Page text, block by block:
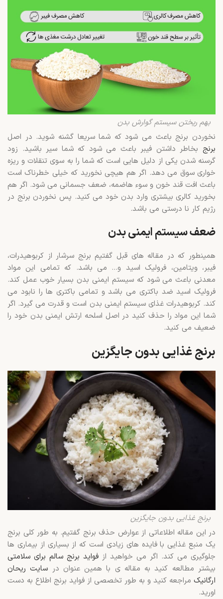
بهم ریختن سیستم گوارش بدن
نخوردن برنج باعث می شود که شما سریعا گشنه شوید. در اصل
برنج بخاطر داشتن فیبر باعث می شود که شما سیر باشید. زود
گرسنه شدن یکی از دلیل هایی است که شما را به سوی تنقلات و ریزه
خواری سوق می دهد. اگر هم هیچی نخورید که خیلی خطرناک است
باعث افت قند خون و سوء هاضمه، ضعف جسمانی می شود. اگر هم
بخورید کالری بیشتری وارد بدن خود می کنید. پس نخوردن برنج در
رژیم کار نا درستی می باشد.
ضعف سیستم ایمنی بدن
همینطور که در مقاله های قبل گفتیم برنج سرشار از کربوهیدرات،
فیبر، ویتامین، فرولیک اسید و… می باشد. که تمامی این مواد
معدنی باعث می شود که سیستم ایمنی بدن بسیار خوب عمل کند.
فرولیک اسید ضد باکتری می باشد و تمامی باکتری ها را نابود می
کند. کربوهیدرات غذای سیستم ایمنی بدن است و قدرت می گیرد. اگر
شما این مواد را حذف کنید در اصل اسلحه ارتش ایمنی بدن خود را
ضعیف می کنید.
برنج غذایی بدون جایگزین
برنج غذایی بدون جایگزین
در این مقاله اطلاعاتی از عوارض حذف برنج گفتیم. به طور کلی برنج
یک منبع غذایی با فایده های زیادی است که از بسیاری از بیماری ها
جلوگیری می کند. اگر می خواهید از فواید برنج سالم برای سلامتی
بیشتر مطالعه کنید به مقاله ی با همین عنوان در سایت ریحان
ارگانیک مراجعه کنید و به طور تخصصی از فواید برنج اطلاع به دست
اورید.